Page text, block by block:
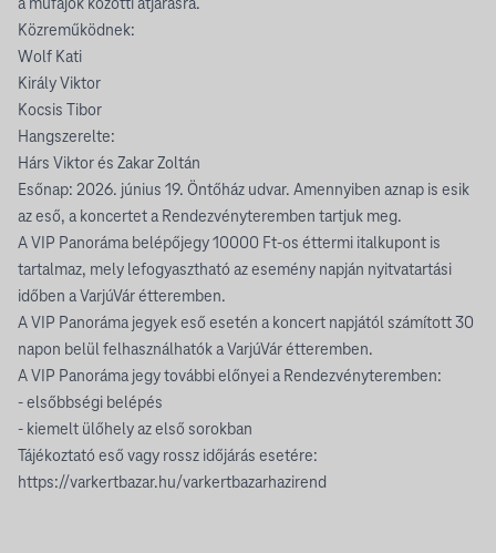
a műfajok közötti átjárásra.
Közreműködnek:
Wolf Kati
Király Viktor
Kocsis Tibor
Hangszerelte:
Hárs Viktor és Zakar Zoltán
Esőnap: 2026. június 19. Öntőház udvar. Amennyiben aznap is esik
az eső, a koncertet a Rendezvényteremben tartjuk meg.
A VIP Panoráma belépőjegy 10000 Ft-os éttermi italkupont is
tartalmaz, mely lefogyasztható az esemény napján nyitvatartási
időben a VarjúVár étteremben.
A VIP Panoráma jegyek eső esetén a koncert napjától számított 30
napon belül felhasználhatók a VarjúVár étteremben.
A VIP Panoráma jegy további előnyei a Rendezvényteremben:
- elsőbbségi belépés
- kiemelt ülőhely az első sorokban
Tájékoztató eső vagy rossz időjárás esetére:
https://varkertbazar.hu/varkertbazarhazirend